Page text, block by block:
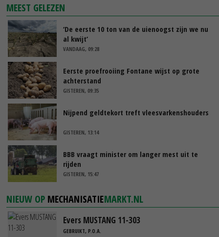
MEEST GELEZEN
‘De eerste 10 ton van de uienoogst zijn we nu
al kwijt’
VANDAAG, 09:28
Eerste proefrooiing Fontane wijst op grote
achterstand
GISTEREN, 09:35
Nijpend geldtekort treft vleesvarkenshouders
GISTEREN, 13:14
BBB vraagt minister om langer mest uit te
rijden
GISTEREN, 15:47
NIEUW OP MECHANISATIEMARKT.NL
Evers MUSTANG 11-303
GEBRUIKT, P.O.A.